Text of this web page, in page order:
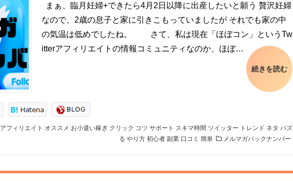
まぁ、臨月妊婦+できたら4月2日以降に出産したいと願う 贅沢妊婦
なので、2歳の息子と家に引きこもっていましたが それでも家の中
の気温は低めでしたね。 さて、私は現在「ほぼコン」というTw
itterアフィリエイトの情報コミュニティなのか、ほぼ…
続きを読む
アフィリエイト オススメ お小遣い稼ぎ クリック コツ サポート スキマ時間 ツイッター トレンド ネタ バズ
る やり方 初心者 副業 口コミ 簡単 メルマガバックナンバー